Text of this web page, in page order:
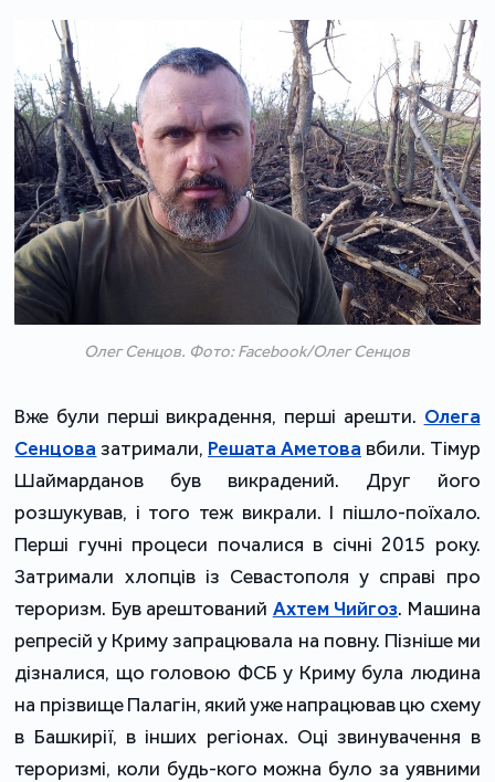
Олег Сенцов. Фото: Facebook/Олег Сенцов
Вже були перші викрадення, перші арешти. Олега
Сенцова затримали, Решата Аметова вбили. Тімур
Шаймарданов був викрадений. Друг його
розшукував, і того теж викрали. І пішло-поїхало.
Перші гучні процеси почалися в січні 2015 року.
Затримали хлопців із Севастополя у справі про
тероризм. Був арештований Ахтем Чийгоз. Машина
репресій у Криму запрацювала на повну. Пізніше ми
дізналися, що головою ФСБ у Криму була людина
на прізвище Палагін, який уже напрацював цю схему
в Башкирії, в інших регіонах. Оці звинувачення в
тероризмі, коли будь-кого можна було за уявними